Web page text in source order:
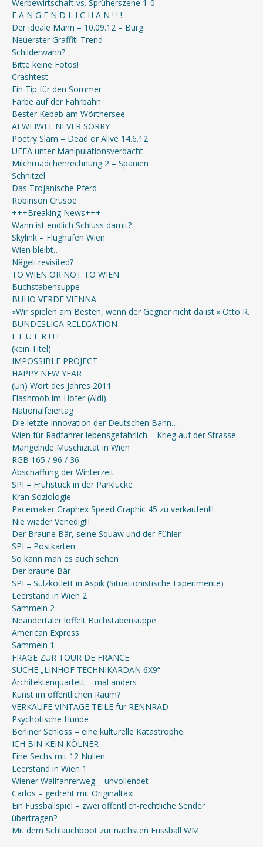
Werbewirtschaft vs. Sprüherszene 1-0
F A N G E N D L I C H A N ! ! !
Der ideale Mann – 10.09.12 – Burg
Neuerster Graffiti Trend
Schilderwahn?
Bitte keine Fotos!
Crashtest
Ein Tip für den Sommer
Farbe auf der Fahrbahn
Bester Kebab am Wörthersee
AI WEIWEI: NEVER SORRY
Poetry Slam – Dead or Alive 14.6.12
UEFA unter Manipulationsverdacht
Milchmädchenrechnung 2 – Spanien
Schnitzel
Das Trojanische Pferd
Robinson Crusoe
+++Breaking News+++
Wann ist endlich Schluss damit?
Skylink – Flughafen Wien
Wien bleibt…
Nägeli revisited?
TO WIEN OR NOT TO WIEN
Buchstabensuppe
BUHO VERDE VIENNA
»Wir spielen am Besten, wenn der Gegner nicht da ist.« Otto R.
BUNDESLIGA RELEGATION
F E U E R ! ! !
(kein Titel)
IMPOSSIBLE PROJECT
HAPPY NEW YEAR
(Un) Wort des Jahres 2011
Flashmob im Hofer (Aldi)
Nationalfeiertag
Die letzte Innovation der Deutschen Bahn…
Wien für Radfahrer lebensgefährlich – Krieg auf der Strasse
Mangelnde Muschizität in Wien
RGB 165 / 96 / 36
Abschaffung der Winterzeit
SPI – Frühstück in der Parklücke
Kran Soziologie
Pacemaker Graphex Speed Graphic 45 zu verkaufen!!!
Nie wieder Venedig!!!
Der Braune Bär, seine Squaw und der Fühler
SPI – Postkarten
So kann man es auch sehen
Der braune Bär
SPI – Sülzkotlett in Aspik (Situationistische Experimente)
Leerstand in Wien 2
Sammeln 2
Neandertaler löffelt Buchstabensuppe
American Express
Sammeln 1
FRAGE ZUR TOUR DE FRANCE
SUCHE „LINHOF TECHNIKARDAN 6X9“
Architektenquartett – mal anders
Kunst im öffentlichen Raum?
VERKAUFE VINTAGE TEILE für RENNRAD
Psychotische Hunde
Berliner Schloss – eine kulturelle Katastrophe
ICH BIN KEIN KÖLNER
Eine Sechs mit 12 Nullen
Leerstand in Wien 1
Wiener Wallfahrerweg – unvollendet
Carlos – gedreht mit Originaltaxi
Ein Fussballspiel – zwei öffentlich-rechtliche Sender
übertragen?
Mit dem Schlauchboot zur nächsten Fussball WM